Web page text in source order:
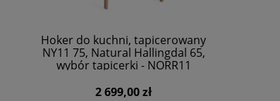
Hoker do kuchni, tapicerowany
NY11 75, Natural Hallingdal 65,
wybór tapicerki - NORR11
2 699,00 zł